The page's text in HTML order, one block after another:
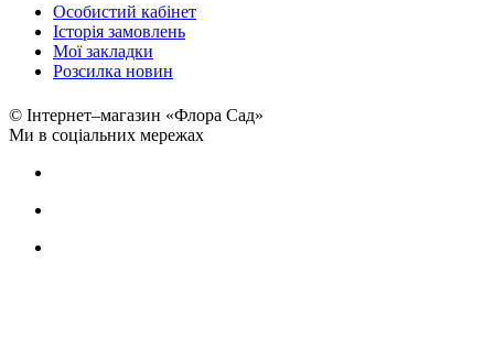
Особистий кабінет
Історія замовлень
Мої закладки
Розсилка новин
© Інтернет–магазин «Флора Сад»
Ми в соціальних мережах